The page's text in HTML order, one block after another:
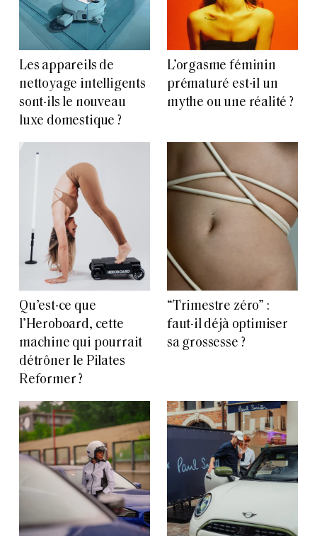
Les appareils de
nettoyage intelligents
sont-ils le nouveau
luxe domestique ?
L’orgasme féminin
prématuré est-il un
mythe ou une réalité ?
Qu’est-ce que
l’Heroboard, cette
machine qui pourrait
détrôner le Pilates
Reformer ?
“Trimestre zéro” :
faut-il déjà optimiser
sa grossesse ?